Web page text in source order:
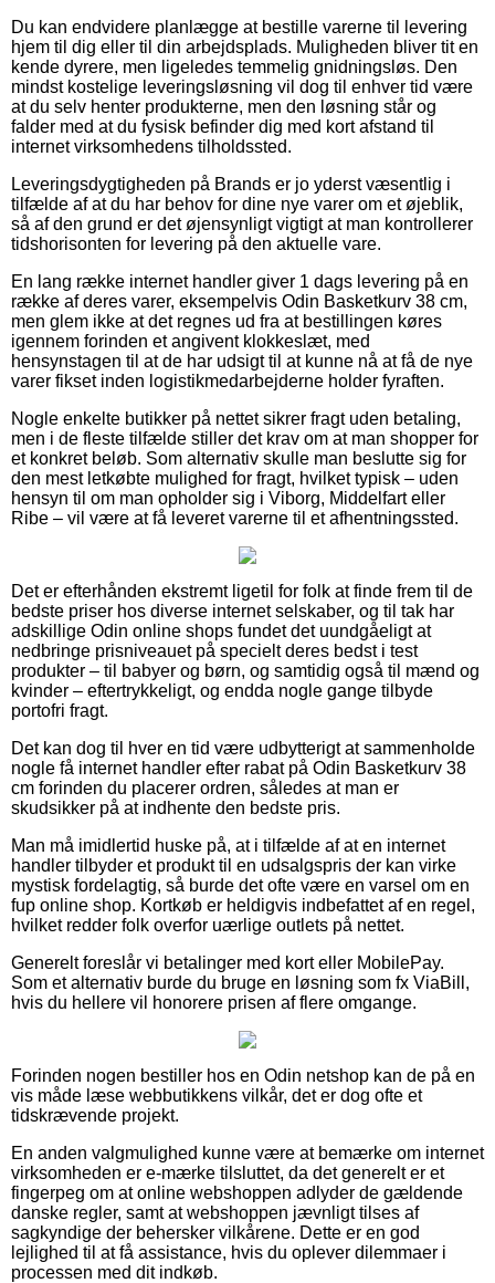
Du kan endvidere planlægge at bestille varerne til levering
hjem til dig eller til din arbejdsplads. Muligheden bliver tit en
kende dyrere, men ligeledes temmelig gnidningsløs. Den
mindst kostelige leveringsløsning vil dog til enhver tid være
at du selv henter produkterne, men den løsning står og
falder med at du fysisk befinder dig med kort afstand til
internet virksomhedens tilholdssted.
Leveringsdygtigheden på Brands er jo yderst væsentlig i
tilfælde af at du har behov for dine nye varer om et øjeblik,
så af den grund er det øjensynligt vigtigt at man kontrollerer
tidshorisonten for levering på den aktuelle vare.
En lang række internet handler giver 1 dags levering på en
række af deres varer, eksempelvis Odin Basketkurv 38 cm,
men glem ikke at det regnes ud fra at bestillingen køres
igennem forinden et angivent klokkeslæt, med
hensynstagen til at de har udsigt til at kunne nå at få de nye
varer fikset inden logistikmedarbejderne holder fyraften.
Nogle enkelte butikker på nettet sikrer fragt uden betaling,
men i de fleste tilfælde stiller det krav om at man shopper for
et konkret beløb. Som alternativ skulle man beslutte sig for
den mest letkøbte mulighed for fragt, hvilket typisk – uden
hensyn til om man opholder sig i Viborg, Middelfart eller
Ribe – vil være at få leveret varerne til et afhentningssted.
Det er efterhånden ekstremt ligetil for folk at finde frem til de
bedste priser hos diverse internet selskaber, og til tak har
adskillige Odin online shops fundet det uundgåeligt at
nedbringe prisniveauet på specielt deres bedst i test
produkter – til babyer og børn, og samtidig også til mænd og
kvinder – eftertrykkeligt, og endda nogle gange tilbyde
portofri fragt.
Det kan dog til hver en tid være udbytterigt at sammenholde
nogle få internet handler efter rabat på Odin Basketkurv 38
cm forinden du placerer ordren, således at man er
skudsikker på at indhente den bedste pris.
Man må imidlertid huske på, at i tilfælde af at en internet
handler tilbyder et produkt til en udsalgspris der kan virke
mystisk fordelagtig, så burde det ofte være en varsel om en
fup online shop. Kortkøb er heldigvis indbefattet af en regel,
hvilket redder folk overfor uærlige outlets på nettet.
Generelt foreslår vi betalinger med kort eller MobilePay.
Som et alternativ burde du bruge en løsning som fx ViaBill,
hvis du hellere vil honorere prisen af flere omgange.
Forinden nogen bestiller hos en Odin netshop kan de på en
vis måde læse webbutikkens vilkår, det er dog ofte et
tidskrævende projekt.
En anden valgmulighed kunne være at bemærke om internet
virksomheden er e-mærke tilsluttet, da det generelt er et
fingerpeg om at online webshoppen adlyder de gældende
danske regler, samt at webshoppen jævnligt tilses af
sagkyndige der behersker vilkårene. Dette er en god
lejlighed til at få assistance, hvis du oplever dilemmaer i
processen med dit indkøb.